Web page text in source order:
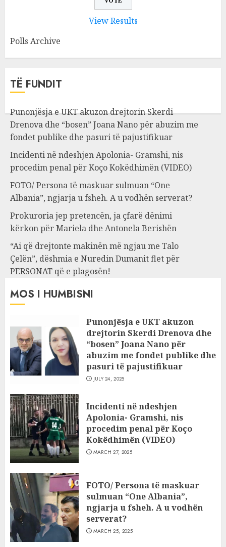
View Results
Polls Archive
TË FUNDIT
Punonjësja e UKT akuzon drejtorin Skerdi
Drenova dhe “bosen” Joana Nano për abuzim me
fondet publike dhe pasuri të pajustifikuar
Incidenti në ndeshjen Apolonia- Gramshi, nis
procedim penal për Koço Kokëdhimën (VIDEO)
FOTO/ Persona të maskuar sulmuan “One
Albania”, ngjarja u fsheh. A u vodhën serverat?
Prokuroria jep pretencën, ja çfarë dënimi
kërkon për Mariela dhe Antonela Berishën
“Ai që drejtonte makinën më ngjau me Talo
Çelën”, dëshmia e Nuredin Dumanit flet për
PERSONAT që e plagosën!
MOS I HUMBISNI
Punonjësja e UKT akuzon
drejtorin Skerdi Drenova dhe
“bosen” Joana Nano për
abuzim me fondet publike dhe
pasuri të pajustifikuar
JULY 24, 2025
Incidenti në ndeshjen
Apolonia- Gramshi, nis
procedim penal për Koço
Kokëdhimën (VIDEO)
MARCH 27, 2025
FOTO/ Persona të maskuar
sulmuan “One Albania”,
ngjarja u fsheh. A u vodhën
serverat?
MARCH 25, 2025